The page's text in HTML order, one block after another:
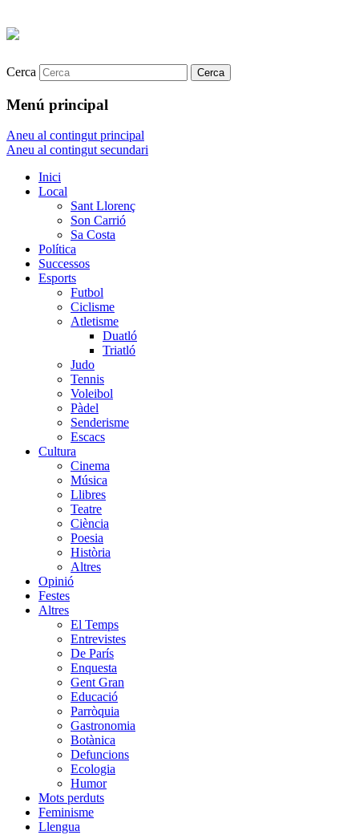
Cerca
Menú principal
Aneu al contingut principal
Aneu al contingut secundari
Inici
Local
Sant Llorenç
Son Carrió
Sa Costa
Política
Successos
Esports
Futbol
Ciclisme
Atletisme
Duatló
Triatló
Judo
Tennis
Voleibol
Pàdel
Senderisme
Escacs
Cultura
Cinema
Música
Llibres
Teatre
Ciència
Poesia
Història
Altres
Opinió
Festes
Altres
El Temps
Entrevistes
De París
Enquesta
Gent Gran
Educació
Parròquia
Gastronomia
Botànica
Defuncions
Ecologia
Humor
Mots perduts
Feminisme
Llengua